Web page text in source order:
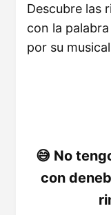
Descubre las
con la
por su
No
con